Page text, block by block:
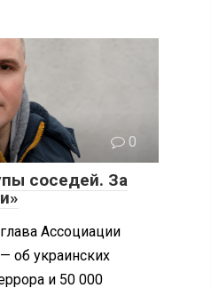
0
соседей. За
Ассоциации
об украинских
и 50 000